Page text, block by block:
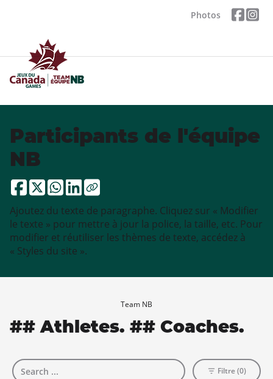
Photos
Participants de l'équipe
NB
Ajoutez du texte de paragraphe. Cliquez sur « Modifier
le texte » pour mettre à jour la police, la taille, etc. Pour
modifier et réutiliser les thèmes de texte, accédez à
« Styles du site ».
Team NB
## Athletes. ## Coaches.
Filtre (0)